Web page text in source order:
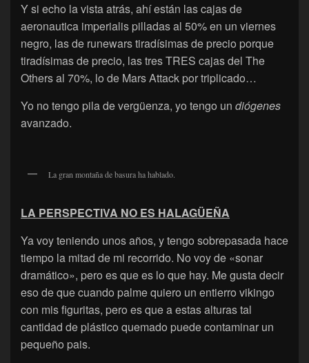
Y si echo la vista atrás, ahí están las cajas de
aeronautica imperialis pilladas al 50% en un viernes
negro, las de runewars tiradísimas de precio porque
tiradísimas de precio, las tres TRES cajas del The
Others al 70%, lo de Mars Attack por triplicado…
Yo no tengo pila de vergüenza, yo tengo un diógenes
avanzado.
La gran montaña de basura ha hablado.
LA PERSPECTIVA NO ES HALAGÜEÑA
Ya voy teniendo unos años, y tengo sobrepasada hace
tiempo la mitad de mi recorrido. No voy de «sonar
dramático», pero es que es lo que hay. Me gusta decir
eso de que cuando palme quiero un entierro vikingo
con mis figuritas, pero es que a estas alturas tal
cantidad de plástico quemado puede contaminar un
pequeño pais.